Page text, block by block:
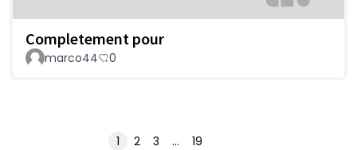
Completement pour
marco44 0
1 2 3 … 19